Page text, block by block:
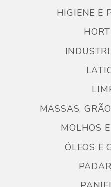
HIGIENE E
MASSAS,
MOLHOS
ÓLEOS E